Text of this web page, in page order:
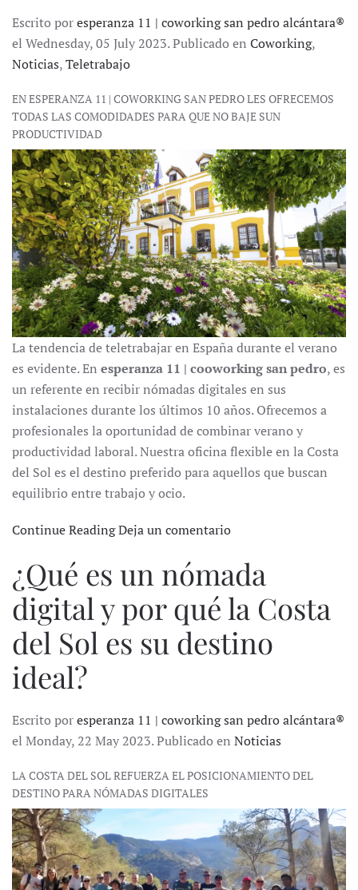
Escrito poresperanza 11 | coworking san pedro alcántara®
el Wednesday, 05 July 2023. Publicado en Coworking,
Noticias,Teletrabajo
EN ESPERANZA 11 | COWORKING SAN PEDRO LES OFRECEMOS
TODAS LAS COMODIDADES PARA QUE NO BAJE SUN
PRODUCTIVIDAD
La tendencia de teletrabajar en España durante el verano
es evidente. En esperanza 11 | cooworking san pedro, es
un referente en recibir nómadas digitales en sus
instalaciones durante los últimos 10 años. Ofrecemos a
profesionales la oportunidad de combinar verano y
productividad laboral. Nuestra oficina flexible en la Costa
del Sol es el destino preferido para aquellos que buscan
equilibrio entre trabajo y ocio.
Continue ReadingDeja un comentario
¿Qué es un nómada
digital y por qué la Costa
del Sol es su destino
ideal?
Escrito poresperanza 11 | coworking san pedro alcántara®
el Monday, 22 May 2023. Publicado en Noticias
LA COSTA DEL SOL REFUERZA EL POSICIONAMIENTO DEL
DESTINO PARA NÓMADAS DIGITALES